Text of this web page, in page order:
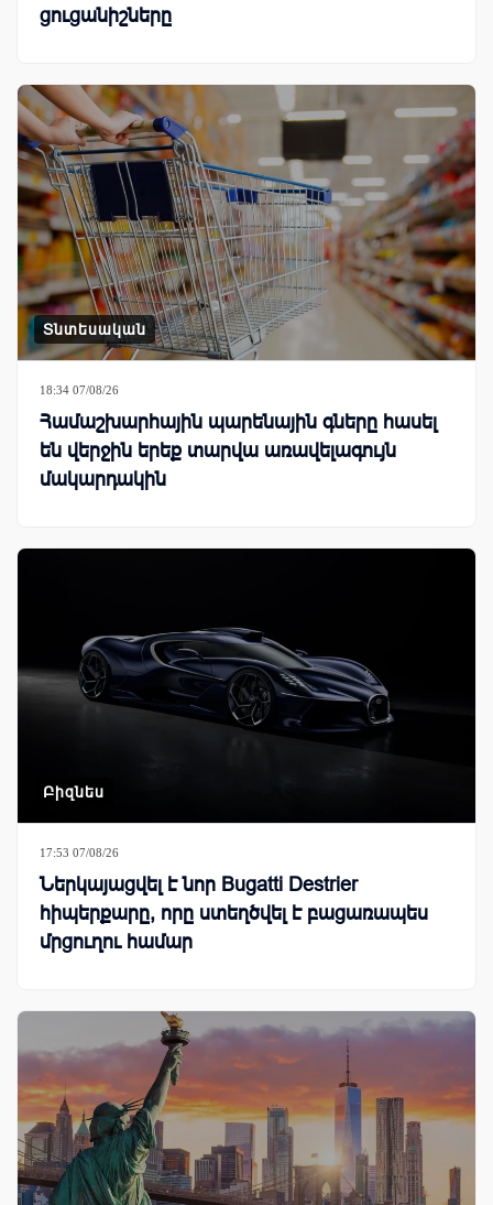
ցուցանիշները
Տնտեսական
18:34 07/08/26
Համաշխարհային պարենային գները հասել
են վերջին երեք տարվա առավելագույն
մակարդակին
Բիզնես
17:53 07/08/26
Ներկայացվել է նոր Bugatti Destrier
հիպերքարը, որը ստեղծվել է բացառապես
մրցուղու համար